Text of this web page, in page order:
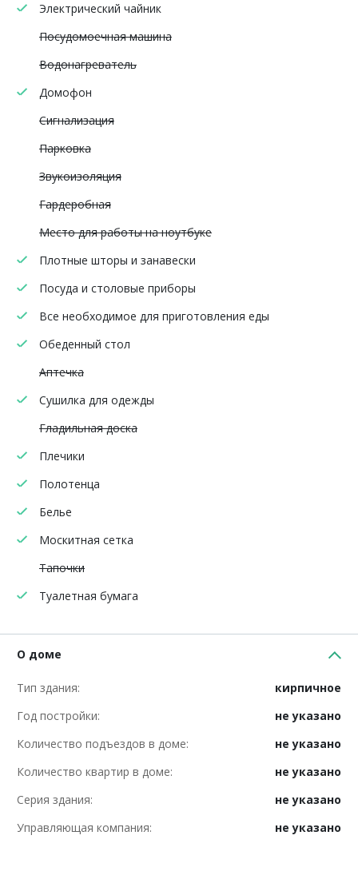
Электрический чайник
Посудомоечная машина
Водонагреватель
Домофон
Сигнализация
Парковка
Звукоизоляция
Гардеробная
Место для работы на ноутбуке
Плотные шторы и занавески
Посуда и столовые приборы
Все необходимое для приготовления еды
Обеденный стол
Аптечка
Сушилка для одежды
Гладильная доска
Плечики
Полотенца
Белье
Москитная сетка
Тапочки
Туалетная бумага
О доме
Тип здания:
кирпичное
Год постройки:
не указано
Количество подъездов в доме:
не указано
Количество квартир в доме:
не указано
Серия здания:
не указано
Управляющая компания:
не указано